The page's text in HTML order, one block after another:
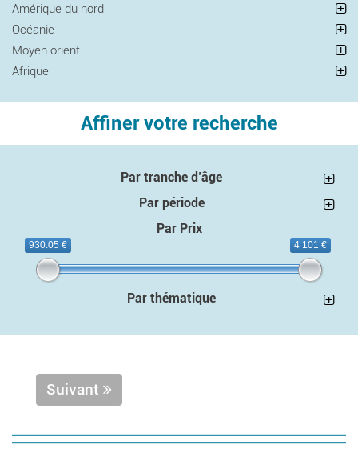
Amérique du nord
Océanie
Moyen orient
Afrique
Affiner votre recherche
Par tranche d’âge
Par période
Par Prix
930.05 € 4 101 €
Par thématique
Suivant